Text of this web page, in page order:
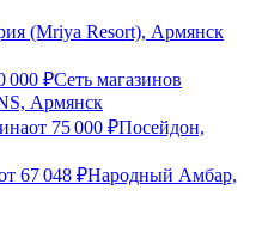
(Mriya Resort), Армянск
000 ₽Сеть магазинов
Армянск
от 75 000 ₽Посейдон,
67 048 ₽Народный Амбар,